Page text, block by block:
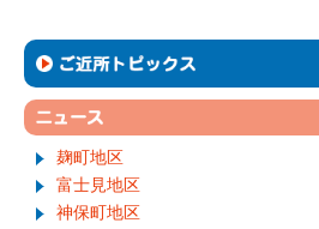
麹町地区
富士見地区
神保町地区